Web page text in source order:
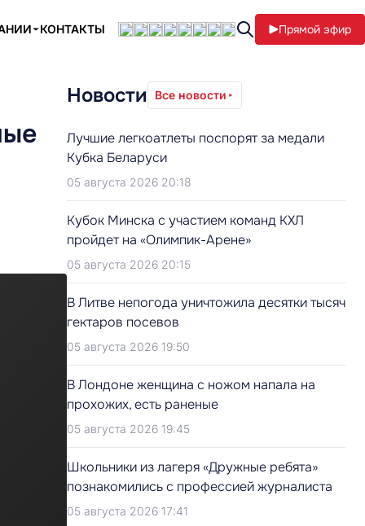
КОНТАКТЫ Прямой эфир
Новости Все новости
Лучшие легкоатлеты поспорят за медали
Кубка Беларуси
05 августа 2026 20:18
Кубок Минска с участием команд КХЛ
пройдет на «Олимпик-Арене»
05 августа 2026 20:15
В Литве непогода уничтожила десятки тысяч
гектаров посевов
05 августа 2026 19:50
В Лондоне женщина с ножом напала на
прохожих, есть раненые
05 августа 2026 19:45
Школьники из лагеря «Дружные ребята»
познакомились с профессией журналиста
05 августа 2026 17:41